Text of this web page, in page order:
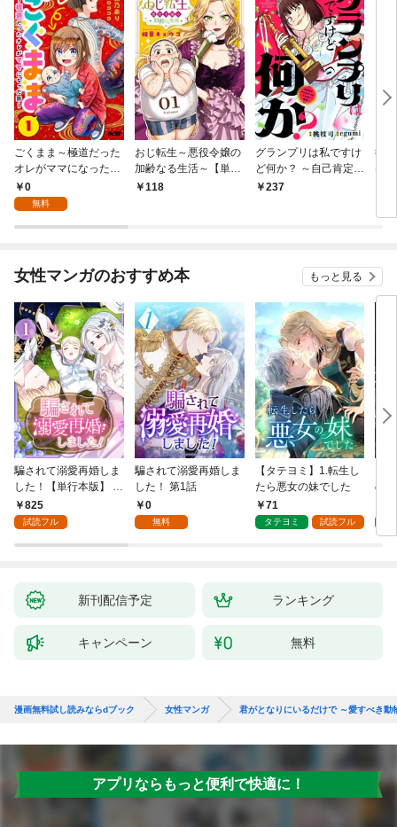
ごくまま～極道だった
オレがママになった話
～【単話】（１）
0
無料
おじ転生～悪役令嬢の
加齢なる生活～【単
話】（１）
118
グランプリは私ですけ
ど何か？ ～自己肯定モ
ンスターのミスコン無
237
後
は
女性マンガのおすすめ本 もっと見る
騙されて溺愛再婚しま
した！【単行本版】 1
巻825
試読フル
騙されて溺愛再婚しま
した！ 第1話
0
無料
【タテヨミ】1.転生し
たら悪女の妹でした
71
タテヨミ 試読フル
の
新刊配信予定 ランキング
キャンペーン 無料
漫画無料試し読みならdブック 女性マンガ 君がとなりにいるだけで ～愛すべき動
アプリならもっと便利で快適に！